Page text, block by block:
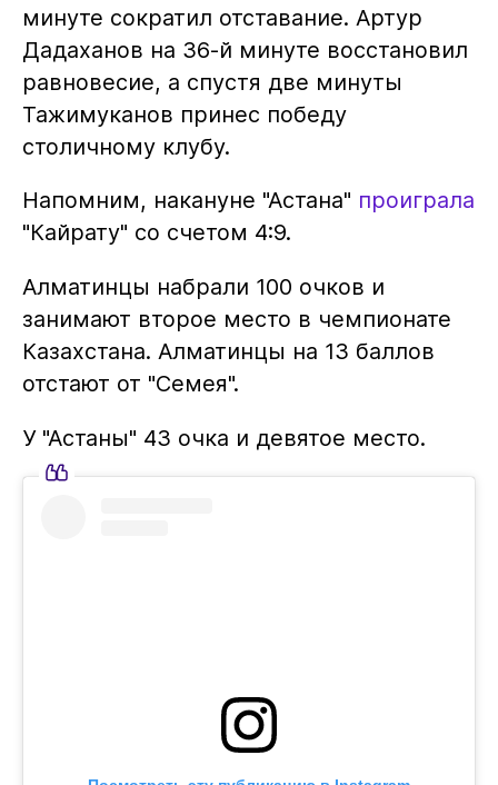
минуте сократил отставание. Артур
Дадаханов на 36-й минуте восстановил
равновесие, а спустя две минуты
Тажимуканов принес победу
столичному клубу.
Напомним, накануне "Астана" проиграла
"Кайрату" со счетом 4:9.
Алматинцы набрали 100 очков и
занимают второе место в чемпионате
Казахстана. Алматинцы на 13 баллов
отстают от "Семея".
У "Астаны" 43 очка и девятое место.